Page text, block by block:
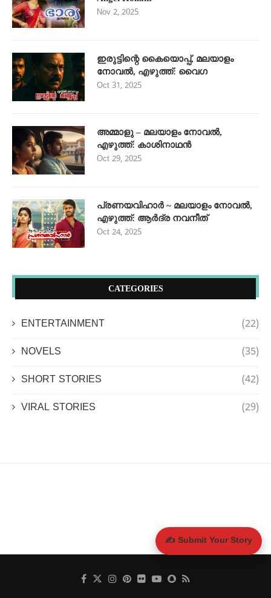
Nov 2, 2025
ഇരുട്ടിന്റെ കൈയൊപ്പ്, മലയാളം
നോവൽ, എഴുത്ത്: വൈഗ
Oct 31, 2025
അമ്മാളു – മലയാളം നോവൽ,
എഴുത്ത്: കാശിനാഥൻ
Oct 29, 2025
പ്രണയവിഹാർ ~ മലയാളം നോവൽ,
എഴുത്ത്: ആർദ്ര നവനീത്
Oct 24, 2025
CATEGORIES
ENTERTAINMENT (22)
NOVELS (35)
SHORT STORIES (42)
VIRAL STORIES (29)
✍️ Submit Your Story